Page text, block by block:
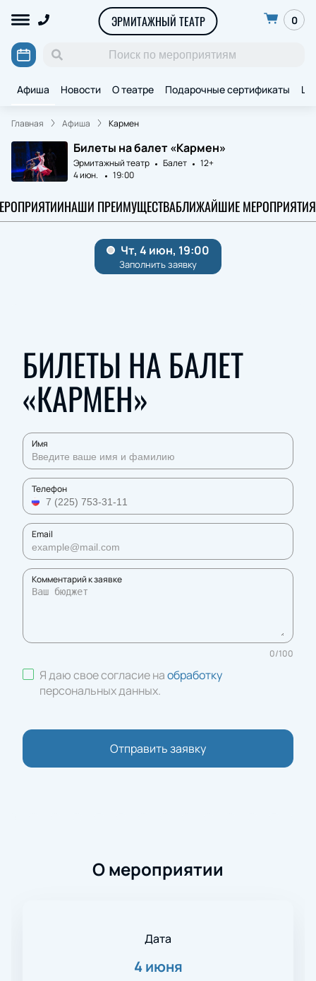
ЭРМИТАЖНЫЙ ТЕАТР 0
Афиша Новости О театре Подарочные сертификаты
Главная Афиша Кармен
Билеты на балет «Кармен»
Эрмитажный театр Балет
12+
4 июн.
19:00
НАШИ ПРЕИМУЩЕСТВАБЛИЖАЙШИЕ МЕРОПРИЯТИЯ
БИЛЕТЫ НА БАЛЕТ
«КАРМЕН»
Имя
Телефон
Email
Комментарий к заявке
0/100
Я даю свое согласие наобработку
персональных данных.
Отправить заявку
О мероприятии
Дата
4 июня